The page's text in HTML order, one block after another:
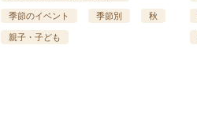
季節のイベント 季節別 秋
親子・子ども